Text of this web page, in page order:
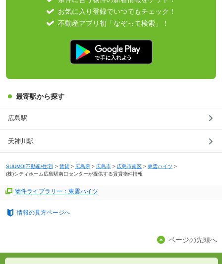
お気に入り登録でいつでもチェック！
不動産アプリ初「なぞって検索」！
最寄駅から探す
広島駅
天神川駅
SUUMO[不動産/住宅] > 賃貸 > 広島県 > 広島市 > 広島市南区 > 東雲ハイツ >
(株)シティホーム広島駅南口センターが提供する賃貸物件情報
物件ライブラリー：東雲ハイツ
情報の見方ページへ
ページの先頭へ